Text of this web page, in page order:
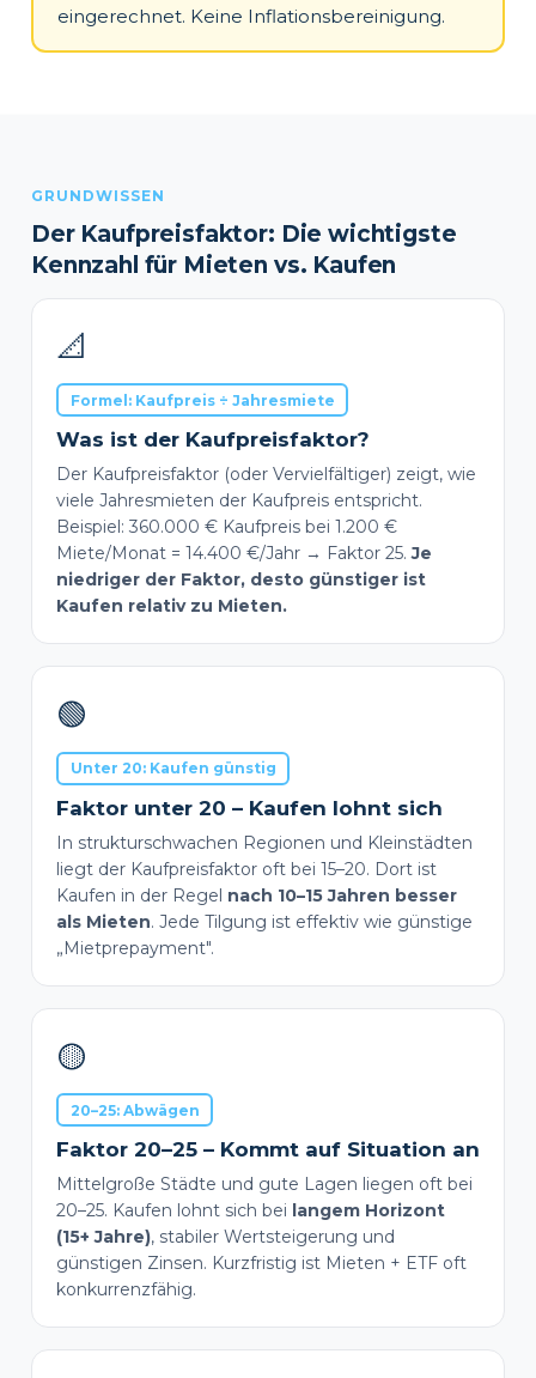
eingerechnet. Keine Inflationsbereinigung.
GRUNDWISSEN
Der Kaufpreisfaktor: Die wichtigste
Kennzahl für Mieten vs. Kaufen
📐
Formel: Kaufpreis ÷ Jahresmiete
Was ist der Kaufpreisfaktor?
Der Kaufpreisfaktor (oder Vervielfältiger) zeigt, wie
viele Jahresmieten der Kaufpreis entspricht.
Beispiel: 360.000 € Kaufpreis bei 1.200 €
Miete/Monat = 14.400 €/Jahr → Faktor 25.Je
niedriger der Faktor, desto günstiger ist
Kaufen relativ zu Mieten.
🟢
Unter 20: Kaufen günstig
Faktor unter 20 – Kaufen lohnt sich
In strukturschwachen Regionen und Kleinstädten
liegt der Kaufpreisfaktor oft bei 15–20. Dort ist
Kaufen in der Regel nach 10–15 Jahren besser
als Mieten. Jede Tilgung ist effektiv wie günstige
„Mietprepayment".
🟡
20–25: Abwägen
Faktor 20–25 – Kommt auf Situation an
Mittelgroße Städte und gute Lagen liegen oft bei
20–25. Kaufen lohnt sich bei langem Horizont
(15+ Jahre), stabiler Wertsteigerung und
günstigen Zinsen. Kurzfristig ist Mieten + ETF oft
konkurrenzfähig.